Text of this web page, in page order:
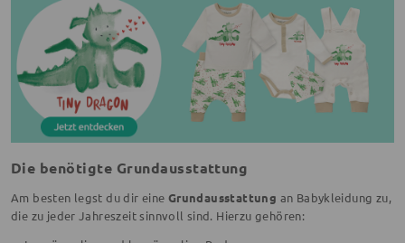
Die benötigte Grundausstattung
Am besten legst du dir eine Grundausstattung an Babykleidung zu,
die zu jeder Jahreszeit sinnvoll sind. Hierzu gehören: